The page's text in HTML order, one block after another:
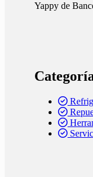
Yappy de